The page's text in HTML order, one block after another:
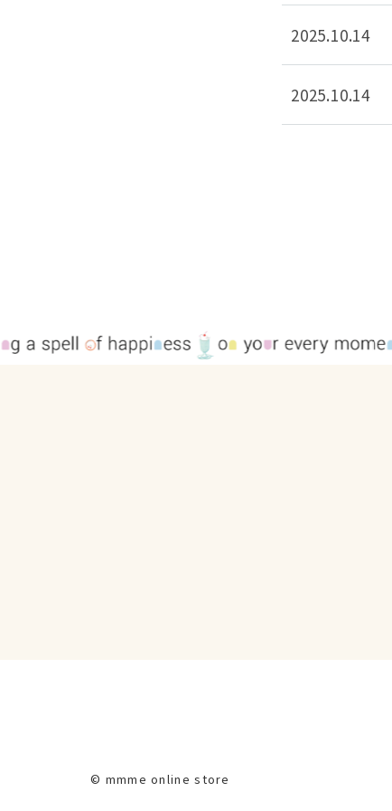
2025.10.14
2025.10.14
© mmme online store